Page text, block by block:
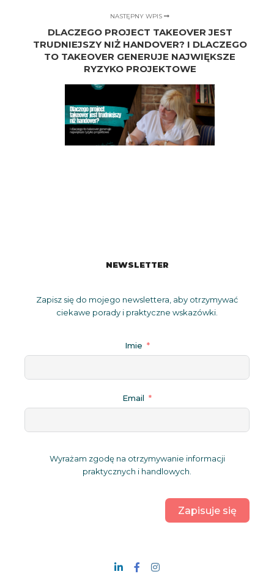
NASTĘPNY WPIS
DLACZEGO PROJECT TAKEOVER JEST
TRUDNIEJSZY NIŻ HANDOVER? I DLACZEGO
TO TAKEOVER GENERUJE NAJWIĘKSZE
RYZYKO PROJEKTOWE
NEWSLETTER
Zapisz się do mojego newslettera, aby otrzymywać
ciekawe porady i praktyczne wskazówki.
Imie
Email
Wyrażam zgodę na otrzymywanie informacji
praktycznych i handlowych.
Zapisuje się